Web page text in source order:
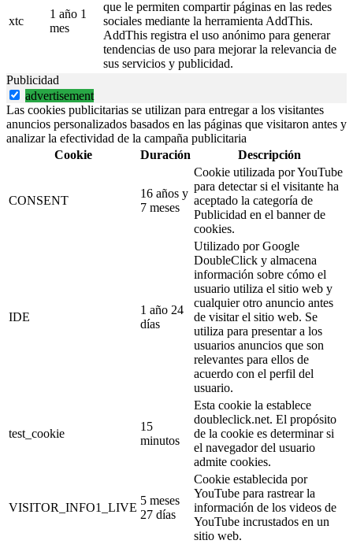
xtc
1 año 1
mes
que le permiten compartir páginas en las redes
sociales mediante la herramienta AddThis.
AddThis registra el uso anónimo para generar
tendencias de uso para mejorar la relevancia de
sus servicios y publicidad.
Publicidad
advertisement
Las cookies publicitarias se utilizan para entregar a los visitantes
anuncios personalizados basados en las páginas que visitaron antes y
analizar la efectividad de la campaña publicitaria
Cookie
Duración Descripción
CONSENT
16 años y
7 meses
Cookie utilizada por YouTube
para detectar si el visitante ha
aceptado la categoría de
Publicidad en el banner de
cookies.
IDE
1 año 24
días
Utilizado por Google
DoubleClick y almacena
información sobre cómo el
usuario utiliza el sitio web y
cualquier otro anuncio antes
de visitar el sitio web. Se
utiliza para presentar a los
usuarios anuncios que son
relevantes para ellos de
acuerdo con el perfil del
usuario.
test_cookie
15
minutos
Esta cookie la establece
doubleclick.net. El propósito
de la cookie es determinar si
el navegador del usuario
admite cookies.
VISITOR_INFO1_LIVE
5 meses
27 días
Cookie establecida por
YouTube para rastrear la
información de los videos de
YouTube incrustados en un
sitio web.